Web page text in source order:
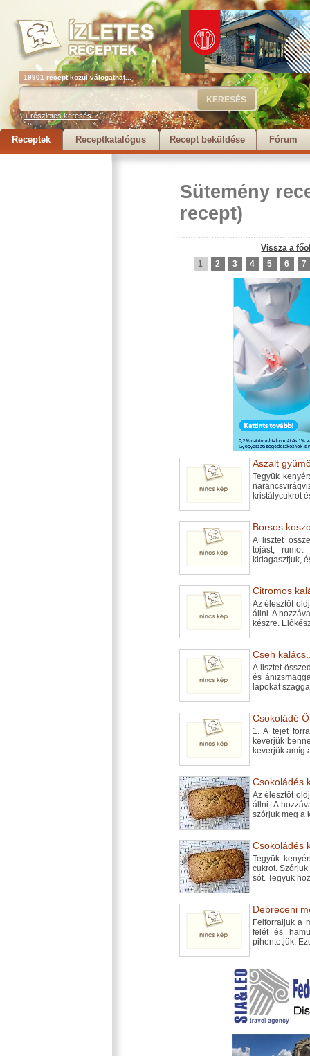
19901 recept közül válogathat...
+ részletes keresés...
Receptek Receptkatalógus Recept beküldése Fórum
Sütemény
recept)
Vissza a
1
2 3 4 5 6 7
Aszalt
Tegyük
kristálycukrot
Borsos
A lisztet
tojást,
kidagasztjuk,
Citromos
Az élesztőt
állni. A
készre.
Cseh
A lisztet
és
lapokat
Csokoládé
1. A tejet
keverjük
keverjük amíg
Csokoládés
Az élesztőt
állni. A
szórjuk meg a
Csokoládés
Tegyük
cukrot.
sót. Tegyük
Debreceni
Felforraljuk a
felét és
pihentetjük.